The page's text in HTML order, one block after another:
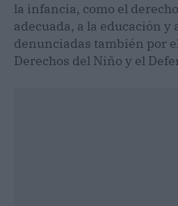
la infancia, como el
adecuada, a la educación y
denunciadas también por
Derechos del Niño y el